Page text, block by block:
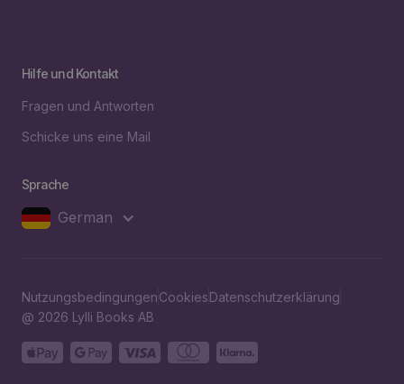
Hilfe und Kontakt
Fragen und Antworten
Schicke uns eine Mail
Sprache
German
NutzungsbedingungenCookiesDatenschutzerklärung
@ 2026 Lylli Books AB